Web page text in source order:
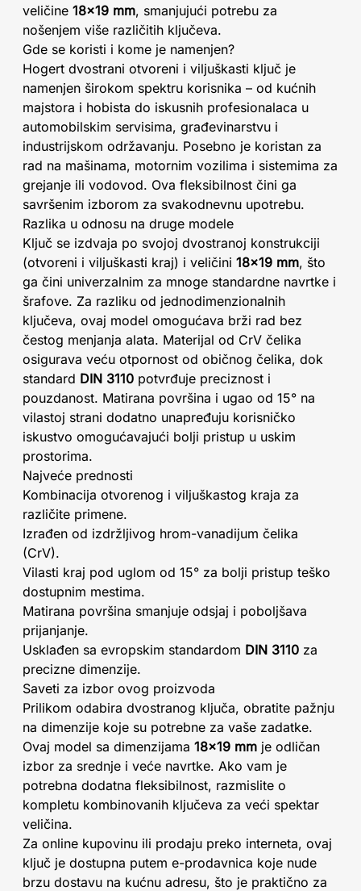
veličine 18x19 mm, smanjujući potrebu za
nošenjem više različitih ključeva.
Gde se koristi i kome je namenjen?
Hogert dvostrani otvoreni i viljuškasti ključ je
namenjen širokom spektru korisnika – od kućnih
majstora i hobista do iskusnih profesionalaca u
automobilskim servisima, građevinarstvu i
industrijskom održavanju. Posebno je koristan za
rad na mašinama, motornim vozilima i sistemima za
grejanje ili vodovod. Ova fleksibilnost čini ga
savršenim izborom za svakodnevnu upotrebu.
Razlika u odnosu na druge modele
Ključ se izdvaja po svojoj dvostranoj konstrukciji
(otvoreni i viljuškasti kraj) i veličini 18x19 mm, što
ga čini univerzalnim za mnoge standardne navrtke i
šrafove. Za razliku od jednodimenzionalnih
ključeva, ovaj model omogućava brži rad bez
čestog menjanja alata. Materijal od CrV čelika
osigurava veću otpornost od običnog čelika, dok
standard DIN 3110 potvrđuje preciznost i
pouzdanost. Matirana površina i ugao od 15° na
vilastoj strani dodatno unapređuju korisničko
iskustvo omogućavajući bolji pristup u uskim
prostorima.
Najveće prednosti
Kombinacija otvorenog i viljuškastog kraja za
različite primene.
Izrađen od izdržljivog hrom-vanadijum čelika
(CrV).
Vilasti kraj pod uglom od 15° za bolji pristup teško
dostupnim mestima.
Matirana površina smanjuje odsjaj i poboljšava
prijanjanje.
Usklađen sa evropskim standardom DIN 3110 za
precizne dimenzije.
Saveti za izbor ovog proizvoda
Prilikom odabira dvostranog ključa, obratite pažnju
na dimenzije koje su potrebne za vaše zadatke.
Ovaj model sa dimenzijama 18x19 mm je odličan
izbor za srednje i veće navrtke. Ako vam je
potrebna dodatna fleksibilnost, razmislite o
kompletu kombinovanih ključeva za veći spektar
veličina.
Za online kupovinu ili prodaju preko interneta, ovaj
ključ je dostupna putem e-prodavnica koje nude
brzu dostavu na kućnu adresu, što je praktično za